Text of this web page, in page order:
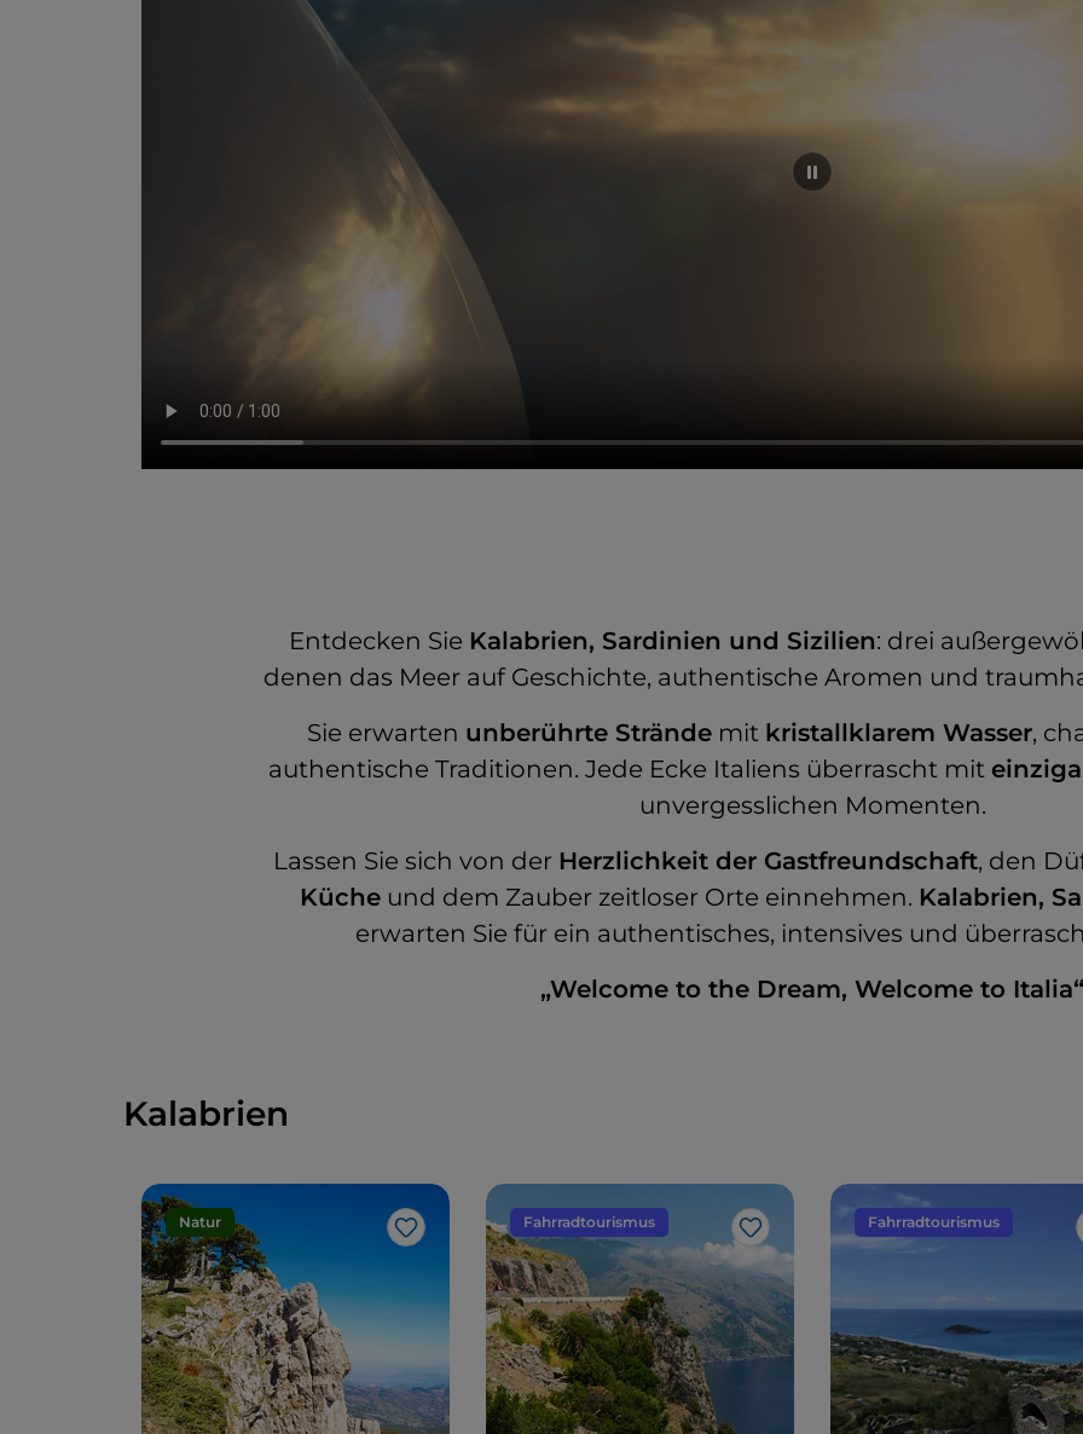
Entdecken Sie Kalabrien, Sardinien und Sizilien: drei
denen das Meer auf Geschichte, authentische Aromen und
Sie erwarten unberührte Strändemit kristallklarem Wasser,
authentische Traditionen. Jede Ecke Italiens überrascht mit
unvergesslichen Momenten.
Lassen Sie sich von der Herzlichkeit der Gastfreundschaft, den
Kücheund dem Zauber zeitloser Orte einnehmen. Kalabrien,
erwarten Sie für ein authentisches, intensives und
„Welcome to the Dream, Welcome to Italia“
Kalabrien
Natur
Like
Fahrradtourismus
Like
Fahrradtourismus